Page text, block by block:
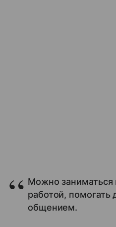
Можно заниматься
работой,
общением.